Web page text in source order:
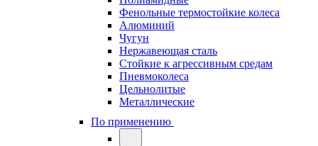
Фенольные термостойкие колеса
Алюминий
Чугун
Нержавеющая сталь
Стойкие к агрессивным средам
Пневмоколеса
Цельнолитые
Металлические
По применению